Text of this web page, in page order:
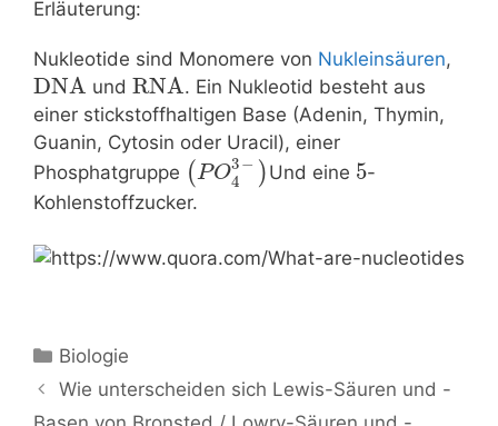
Erläuterung:
Nukleotide sind Monomere von Nukleinsäuren,
DNA und RNA. Ein Nukleotid besteht aus
einer stickstoffhaltigen Base (Adenin, Thymin,
Guanin, Cytosin oder Uracil), einer
Phosphatgruppe (PO3−
4
) Und eine 5-
Kohlenstoffzucker.
Kategorien
Biologie
Beitrags-
Navigation
Wie unterscheiden sich Lewis-Säuren und -